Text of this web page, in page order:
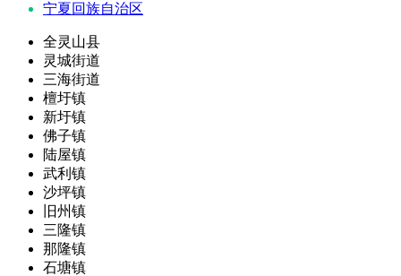
宁夏回族自治区
全灵山县
灵城街道
三海街道
檀圩镇
新圩镇
佛子镇
陆屋镇
武利镇
沙坪镇
旧州镇
三隆镇
那隆镇
石塘镇